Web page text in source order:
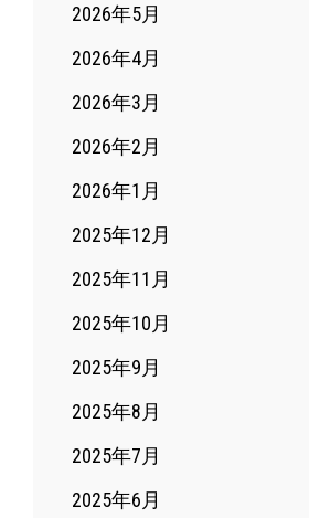
2026年5月
2026年4月
2026年3月
2026年2月
2026年1月
2025年12月
2025年11月
2025年10月
2025年9月
2025年8月
2025年7月
2025年6月